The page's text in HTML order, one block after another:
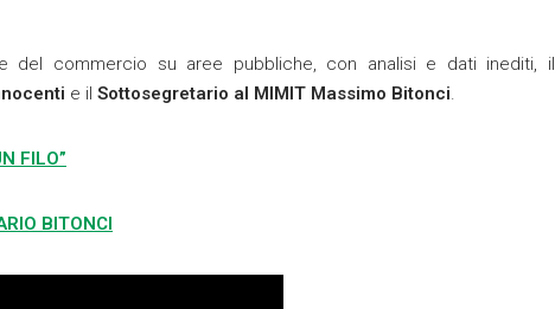
del commercio su aree pubbliche, con analisi e dati inediti, il
e il Sottosegretario al MIMIT Massimo Bitonci.
FILO”
BITONCI